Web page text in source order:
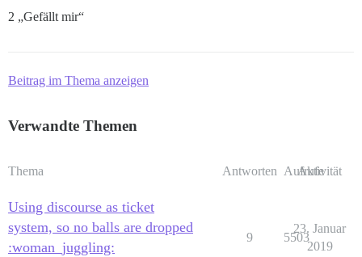
2 „Gefällt mir“
Beitrag im Thema anzeigen
Verwandte Themen
Thema Antworten Aufrufe
Aktivität
Using discourse as ticket
system, so no balls are dropped
:woman_juggling:
9 5503
23. Januar
2019